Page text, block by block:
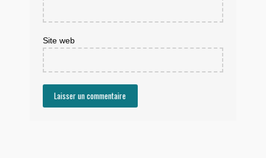
Site web